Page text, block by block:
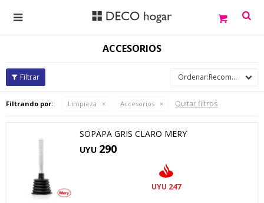

ACCESORIOS
Recomendados
Filtrando por: Limpieza Accesorios Quitar filtros
SOPAPA GRIS CLARO MERY
UYU 290
UYU 247